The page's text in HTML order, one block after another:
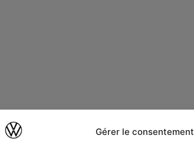
Gérer le consentement